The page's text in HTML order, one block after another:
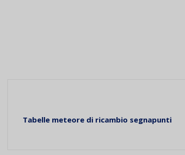
Tabelle meteore di ricambio segnapunti